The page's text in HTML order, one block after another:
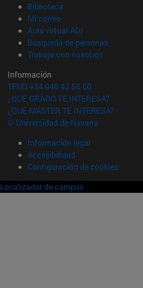
Biblioteca
Mi correo(abre en nueva ventana)
Aula virtual ADI
Búsqueda de personas(abre en
Trabaja con nosotros(abre en
Información
TFNO +34 948 42 56 00
¿QUÉ GRADO TE INTERESA?
¿QUÉ MÁSTER TE INTERESA?
© Universidad de Navarra
Información legal
Accesibilidad
Configuración de cookies
Localizador de campus